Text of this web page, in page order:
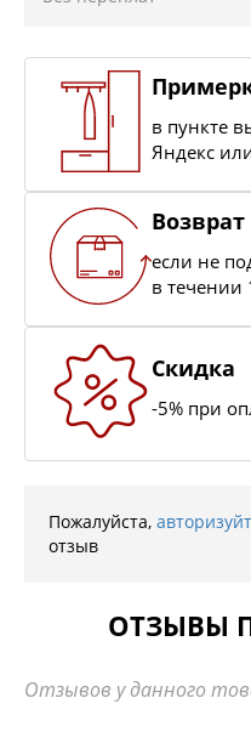
в пункте
Яндекс
Возврат
если не
в течении
Скидка
-5% при
Пожалуйста,
отзыв
ОТЗЫВЫ
Отзывов у данного